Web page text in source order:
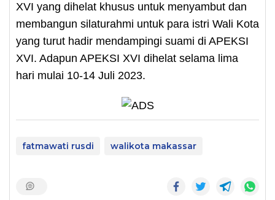
XVI yang dihelat khusus untuk menyambut dan
membangun silaturahmi untuk para istri Wali Kota
yang turut hadir mendampingi suami di APEKSI
XVI. Adapun APEKSI XVI dihelat selama lima
hari mulai 10-14 Juli 2023.
fatmawati rusdi walikota makassar